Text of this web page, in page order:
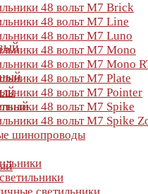
48 вольт M7 Brick
48 вольт M7 Line
48 вольт M7 Luno
48 вольт M7 Mono
48 вольт M7 Mono
48 вольт M7 Plate
48 вольт M7 Pointer
48 вольт M7 Spike
48 вольт M7 Spike
шинопроводы